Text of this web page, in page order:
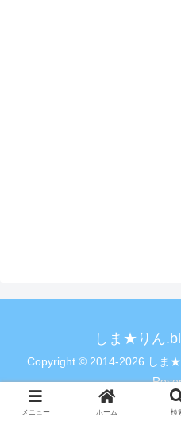
しま★りん
Copyright © 2014-2026 しま
メニュー ホーム 検